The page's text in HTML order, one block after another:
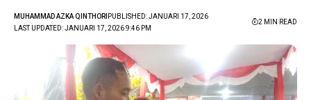
LAST UPDATED: JANUARI 17, 2026 9:46 PM
MUHAMMAD AZKA QINTHORI PUBLISHED: JANUARI 17, 2026
2 MIN READ